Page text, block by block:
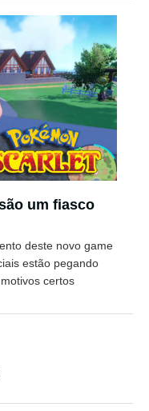
um fiasco
deste novo game
estão pegando
certos